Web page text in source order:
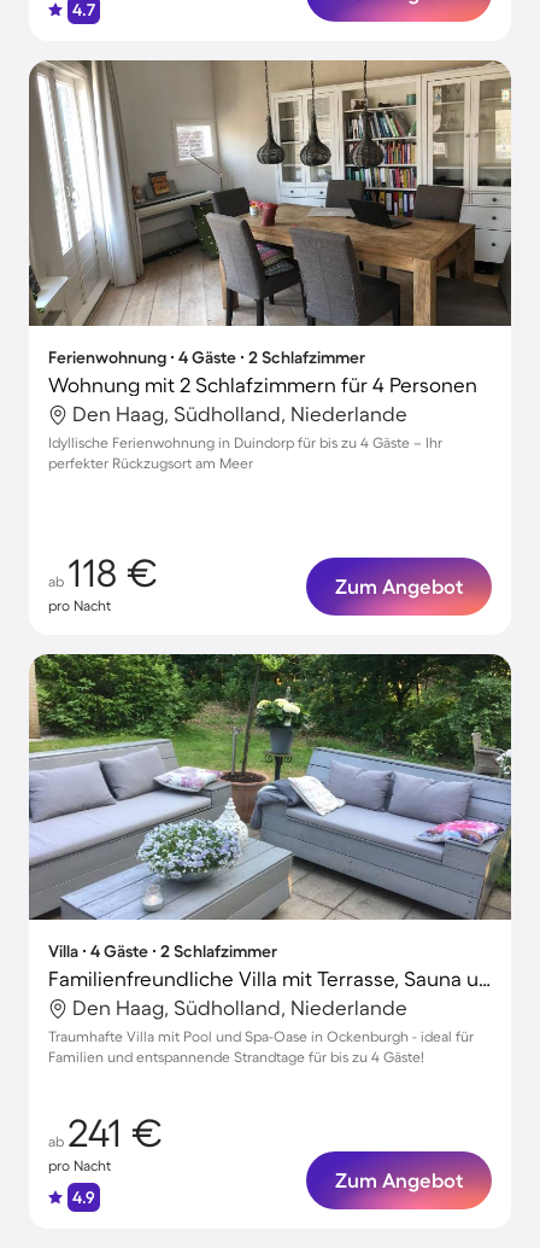
4.7
Ferienwohnung ∙ 4 Gäste ∙ 2 Schlafzimmer
Wohnung mit 2 Schlafzimmern für 4 Personen
Den Haag, Südholland, Niederlande
Idyllische Ferienwohnung in Duindorp für bis zu 4 Gäste – Ihr
perfekter Rückzugsort am Meer
ab 118 €
pro Nacht
Zum Angebot
Villa ∙ 4 Gäste ∙ 2 Schlafzimmer
Familienfreundliche Villa mit Terrasse, Sauna und Garten | Neben dem Strand | Perfekt für die Arbeit von Zuhause
Den Haag, Südholland, Niederlande
Traumhafte Villa mit Pool und Spa-Oase in Ockenburgh - ideal für
Familien und entspannende Strandtage für bis zu 4 Gäste!
ab 241 €
pro Nacht
4.9
Zum Angebot